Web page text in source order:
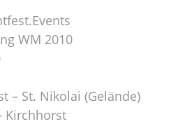
WM 2010
– St. Nikolai (Gelände)
Kirchhorst